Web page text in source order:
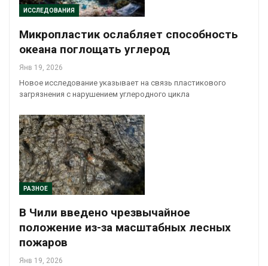
ИССЛЕДОВАНИЯ
Микропластик ослабляет способность
океана поглощать углерод
Янв 19, 2026
Новое исследование указывает на связь пластикового
загрязнения с нарушением углеродного цикла
РАЗНОЕ
В Чили введено чрезвычайное
положение из-за масштабных лесных
пожаров
Янв 19, 2026